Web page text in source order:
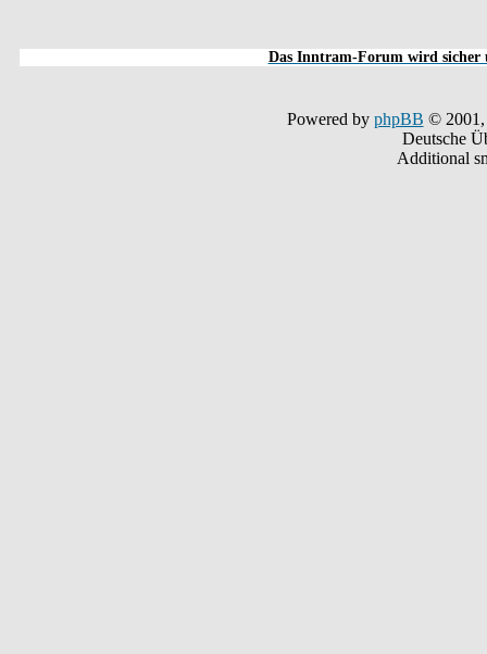
Das Inntram-Forum wird sicher
Powered by phpBB © 2001,
Deutsche
Additional